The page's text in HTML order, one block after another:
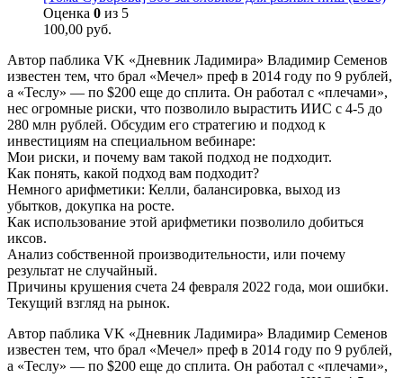
Оценка 0 из 5
100,00 руб.
Автор паблика VK «Дневник Ладимира» Владимир Семенов
известен тем, что брал «Мечел» преф в 2014 году по 9 рублей,
а «Теслу» — по $200 еще до сплита. Он работал с «плечами»,
нес огромные риски, что позволило вырастить ИИС с 4-5 до
280 млн рублей. Обсудим его стратегию и подход к
инвестициям на специальном вебинаре:
Мои риски, и почему вам такой подход не подходит.
Как понять, какой подход вам подходит?
Немного арифметики: Келли, балансировка, выход из
убытков, докупка на росте.
Как использование этой арифметики позволило добиться
иксов.
Анализ собственной производительности, или почему
результат не случайный.
Причины крушения счета 24 февраля 2022 года, мои ошибки.
Текущий взгляд на рынок.
Автор паблика VK «Дневник Ладимира» Владимир Семенов
известен тем, что брал «Мечел» преф в 2014 году по 9 рублей,
а «Теслу» — по $200 еще до сплита. Он работал с «плечами»,